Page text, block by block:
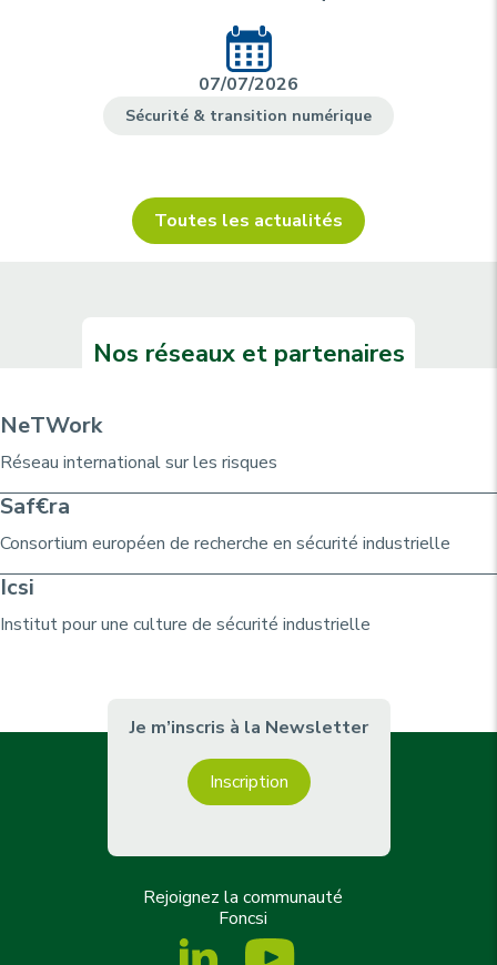
07/07/2026
Sécurité & transition numérique
Toutes les actualités
Nos réseaux et partenaires
NeTWork
Réseau international sur les risques
Saf€ra
Consortium européen de recherche en sécurité industrielle
Icsi
Institut pour une culture de sécurité industrielle
Je m’inscris à la Newsletter
Inscription
Rejoignez la communauté
Foncsi